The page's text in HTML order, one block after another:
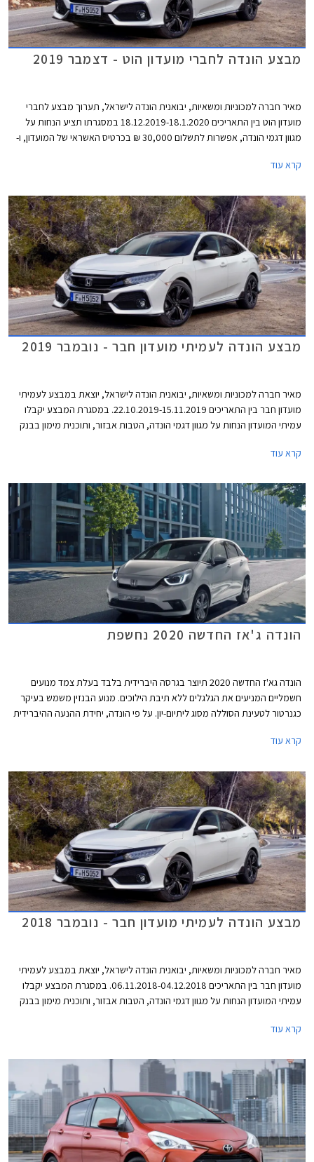
מבצע הונדה לחברי מועדון הוט - דצמבר 2019
מאיר חברה למכוניות ומשאיות, יבואנית הונדה לישראל, תערוך מבצע לחברי
מועדון הוט בין התאריכים 18.12.2019-18.1.2020 במסגרתו תציע הנחות על
מגוון דגמי הונדה, אפשרות לתשלום 30,000 ₪ בכרטיס האשראי של המועדון, ו-
התצוגה של הונדה ברחבי הארץ.
קרא עוד
מבצע הונדה לעמיתי מועדון חבר - נובמבר 2019
מאיר חברה למכוניות ומשאיות, יבואנית הונדה לישראל, יוצאת במבצע לעמיתי
מועדון חבר בין התאריכים 22.10.2019-15.11.2019. במסגרת המבצע יקבלו
עמיתי המועדון הנחות על מגוון דגמי הונדה, הטבות אבזור, ותוכנית מימון בבנק
מועדפים במסגרת תכנית המימון חבר ליס. המבצע יערך בכל אולמות התצוגה
קרא עוד
הונדה ג'אז החדשה 2020 נחשפת
הונדה גא'ז החדשה 2020 תיוצר בגרסה היברידית בלבד בעלת צמד מנועים
חשמליים המניעים את הגלגלים ללא תיבת הילוכים. מנוע הבנזין משמש בעיקר
כגנרטור לטעינת הסוללה מסוג ליתיום-יון. על פי הונדה, יחידת ההנעה ההיברידית
ועתידה למצוא את מקומה בשלל דגמי החברה. מגמה זו מיישרת קו עם הצהרת
עד לשנת 2025.
קרא עוד
מבצע הונדה לעמיתי מועדון חבר - נובמבר 2018
מאיר חברה למכוניות ומשאיות, יבואנית הונדה לישראל, יוצאת במבצע לעמיתי
מועדון חבר בין התאריכים 06.11.2018-04.12.2018. במסגרת המבצע יקבלו
עמיתי המועדון הנחות על מגוון דגמי הונדה, הטבות אבזור, ותוכנית מימון בבנק
מועדפים במסגרת תכנית המימון חבר ליס. המבצע יערך בכל אולמות התצוגה
קרא עוד